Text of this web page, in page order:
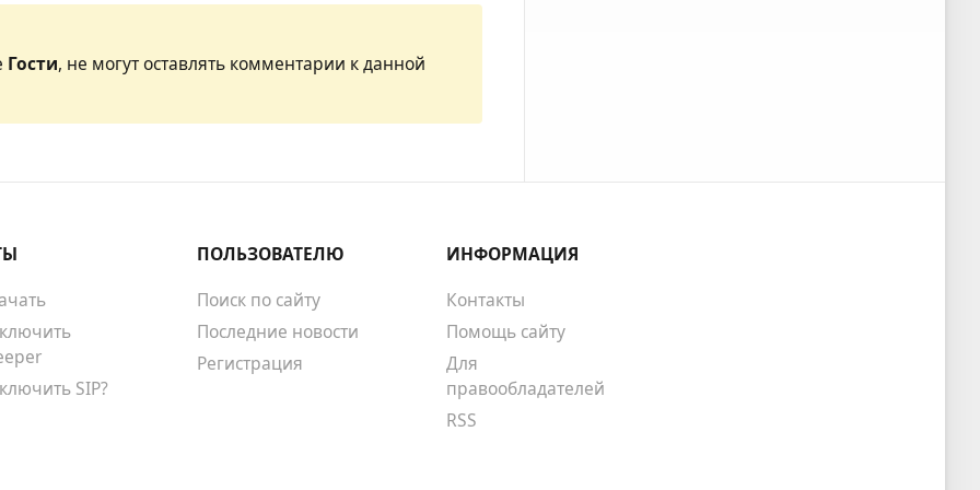
Гости, не могут оставлять комментарии к данной
SIP?
ПОЛЬЗОВАТЕЛЮ
Поиск по сайту
Последние новости
Регистрация
ИНФОРМАЦИЯ
Контакты
Помощь сайту
Для
правообладателей
RSS